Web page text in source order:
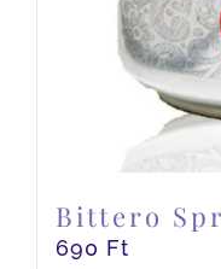
Bittero
690 Ft